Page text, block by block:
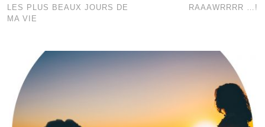
LES PLUS BEAUX JOURS DE
MA VIE
RAAAWRRRR …!